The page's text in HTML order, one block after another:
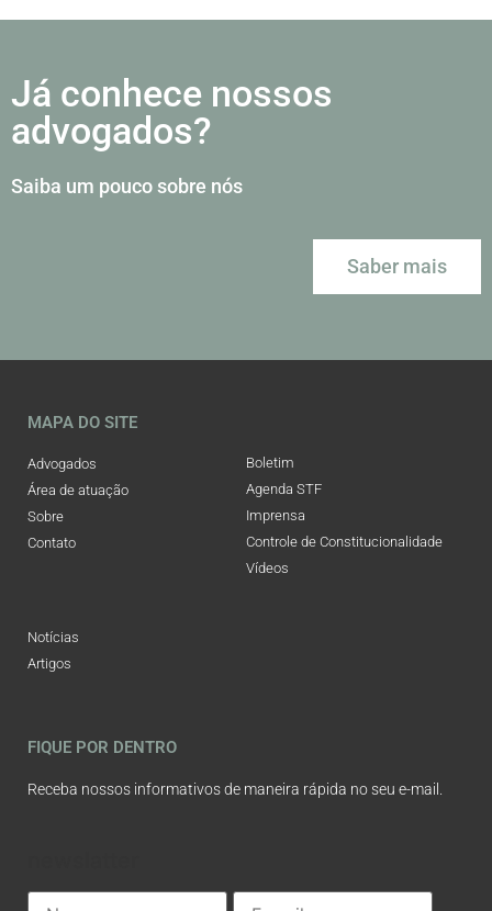
Já conhece nossos
advogados?
Saiba um pouco sobre nós
Saber mais
MAPA DO SITE
Advogados
Área de atuação
Sobre
Contato
Boletim
Agenda STF
Imprensa
Controle de Constitucionalidade
Vídeos
Notícias
Artigos
FIQUE POR DENTRO
Receba nossos informativos de maneira rápida no seu e-mail.